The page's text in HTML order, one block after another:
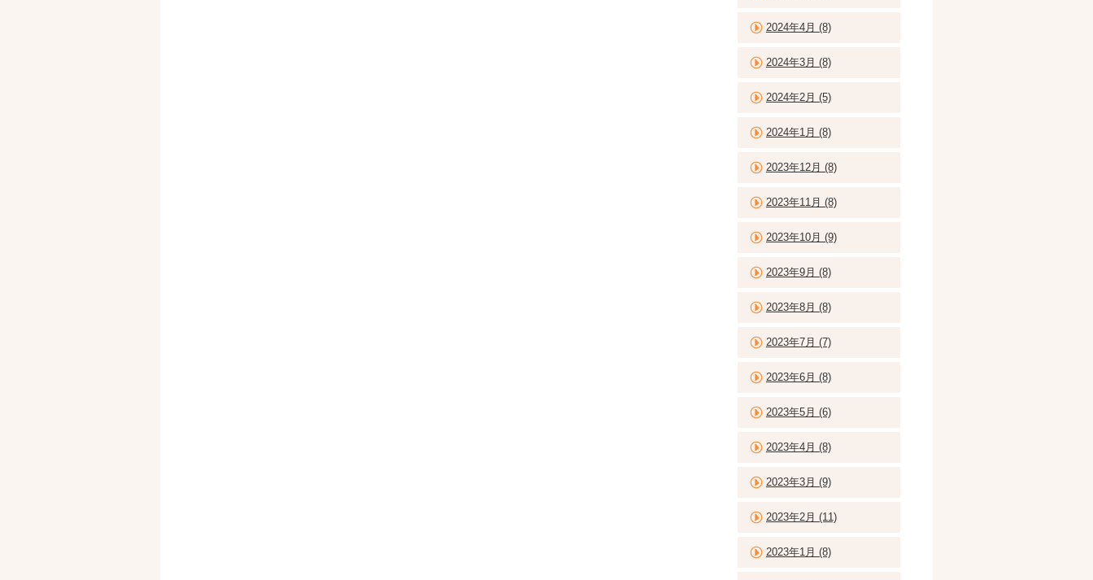
2024年4月 (8)
2024年3月 (8)
2024年2月 (5)
2024年1月 (8)
2023年12月 (8)
2023年11月 (8)
2023年10月 (9)
2023年9月 (8)
2023年8月 (8)
2023年7月 (7)
2023年6月 (8)
2023年5月 (6)
2023年4月 (8)
2023年3月 (9)
2023年2月 (11)
2023年1月 (8)